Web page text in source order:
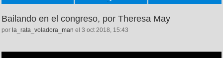
Bailando en el congreso, por Theresa May
por la_rata_voladora_man el 3 oct 2018, 15:43